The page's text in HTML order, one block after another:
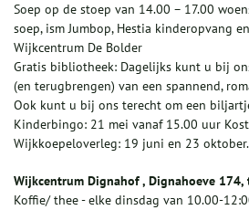
Soep op de stoep van 14.00 – 17.00
soep, ism Jumbop, Hestia kinderopvang
Wijkcentrum De Bolder
Gratis bibliotheek: Dagelijks kunt u bij
(en terugbrengen) van een spannend,
Ook kunt u bij ons terecht om een
Kinderbingo: 21 mei vanaf 15.00 uur
Wijkkoepeloverleg: 19 juni en 23 oktober.
Wijkcentrum Dignahof , Dignahoeve 174,
Koffie/ thee - elke dinsdag van 10.00-